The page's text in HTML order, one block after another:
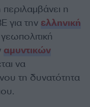
η
για την ελληνική
αμυντικών
να
τη δυνατότητα